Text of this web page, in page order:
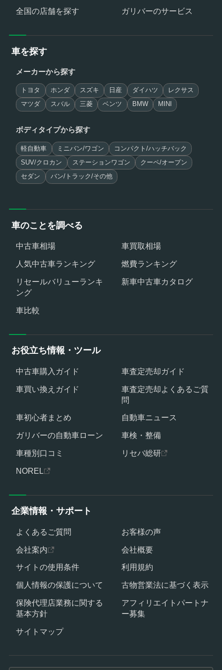
全国の店舗を探す
ガリバーのサービス
車を探す
メーカーから探す
トヨタ ホンダ スズキ 日産 ダイハツ レクサス
マツダ スバル 三菱 ベンツ BMW MINI
ボディタイプから探す
軽自動車 ミニバン/ワゴン コンパクト/ハッチバック
SUV/クロカン ステーションワゴン クーペ/オープン
セダン バン/トラック/その他
車のことを調べる
中古車相場
車買取相場
人気中古車ランキング
燃費ランキング
リセールバリューランキ
ング
新車中古車カタログ
車比較
お役立ち情報・ツール
中古車購入ガイド
車査定売却ガイド
車買い換えガイド
車査定売却よくあるご質
問
車初心者まとめ
自動車ニュース
ガリバーの自動車ローン
車検・整備
車種別口コミ
リセバ総研
NOREL
企業情報・サポート
よくあるご質問
お客様の声
会社案内
会社概要
サイトの使用条件
利用規約
個人情報の保護について
古物営業法に基づく表示
保険代理店業務に関する
基本方針
アフィリエイトパートナ
ー募集
サイトマップ